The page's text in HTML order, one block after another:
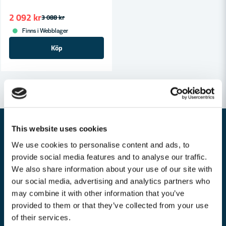
This website uses cookies
We use cookies to personalise content and ads, to
provide social media features and to analyse our traffic.
We also share information about your use of our site with
our social media, advertising and analytics partners who
may combine it with other information that you’ve
provided to them or that they’ve collected from your use
of their services.
3 088 kr
2 092 kr
Finns i Webblager
Köp
Nyhetsbrev
Bli medlem i vårt nyhetsbrev och ta del av våra nyheter och erbjudande.